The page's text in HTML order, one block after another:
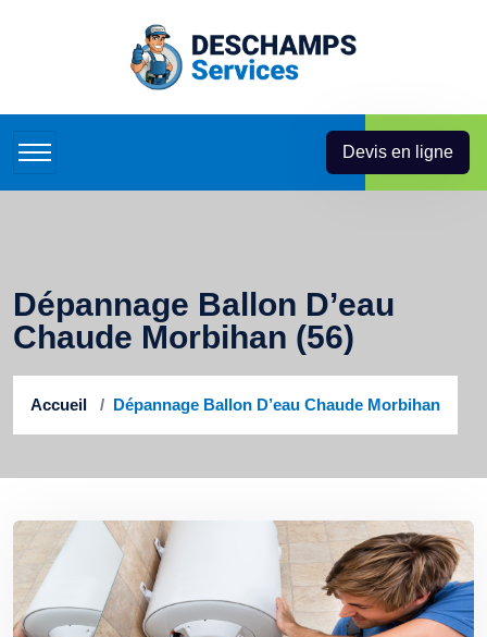
Devis en ligne
Dépannage Ballon D’eau
Chaude Morbihan (56)
Accueil Dépannage Ballon D’eau Chaude Morbihan